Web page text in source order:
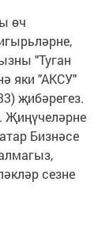
өч
"Туган
яки "АКСУ"
җибәрегез.
Җиңүчеләрне
Бизнәсе
сезне